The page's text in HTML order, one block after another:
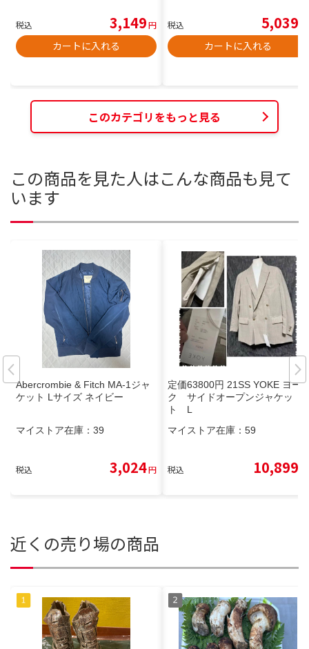
税込 3,149円
カートに入れる
税込 5,039
カートに入れる
このカテゴリをもっと見る
この商品を見た人はこんな商品も見て
います
Abercrombie & Fitch MA-1ジャ
ケット Lサイズ ネイビー
マイストア在庫： 39
税込 3,024円
定価63800円 21SS YOKE ヨー
ク サイドオープンジャケッ
ト L
マイストア在庫： 59
税込 10,899
近くの売り場の商品